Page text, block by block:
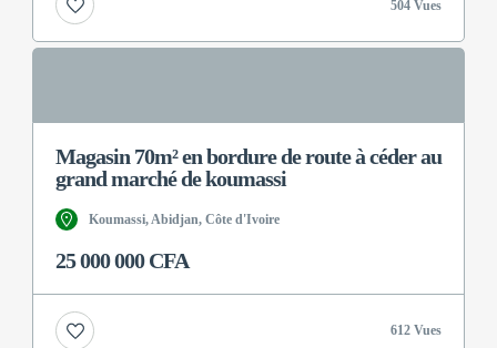
504 Vues
Magasin 70m² en bordure de route à céder au
grand marché de koumassi
Koumassi, Abidjan, Côte d'Ivoire
25 000 000 CFA
612 Vues